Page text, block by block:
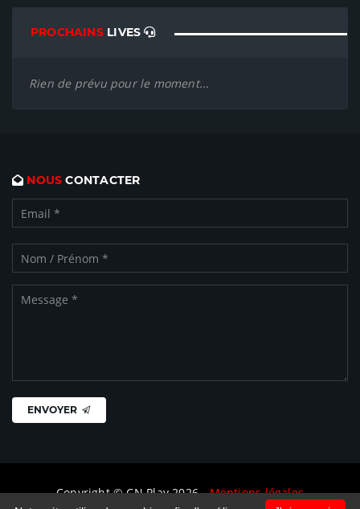
PROCHAINSLIVES
Rien de prévu pour le moment...
NOUS CONTACTER
ENVOYER
Copyright © CN Play 2026 -Mentions légales